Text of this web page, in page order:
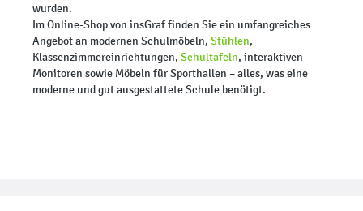
wurden.
Im Online-Shop von insGraf finden Sie ein umfangreiches
Angebot an modernen Schulmöbeln, Stühlen,
Klassenzimmereinrichtungen, Schultafeln, interaktiven
Monitoren sowie Möbeln für Sporthallen – alles, was eine
moderne und gut ausgestattete Schule benötigt.